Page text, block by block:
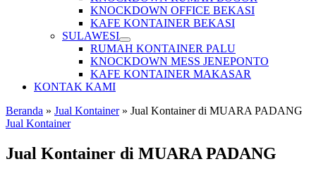
KNOCKDOWN OFFICE BEKASI
KAFE KONTAINER BEKASI
SULAWESI
RUMAH KONTAINER PALU
KNOCKDOWN MESS JENEPONTO
KAFE KONTAINER MAKASAR
KONTAK KAMI
Beranda » Jual Kontainer » Jual Kontainer di MUARA PADANG
Jual Kontainer
Jual Kontainer di MUARA PADANG